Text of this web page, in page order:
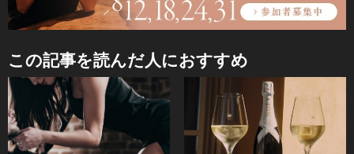
この記事を読んだ人におすすめ